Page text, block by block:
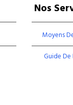
Nos
Moyens
Guide